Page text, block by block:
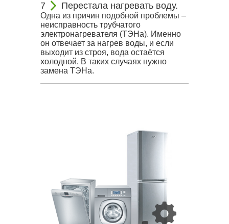
Перестала нагревать воду.
Одна из причин подобной проблемы –
неисправность трубчатого
электронагревателя (ТЭНа). Именно
он отвечает за нагрев воды, и если
выходит из строя, вода остаётся
холодной. В таких случаях нужно
замена ТЭНа.